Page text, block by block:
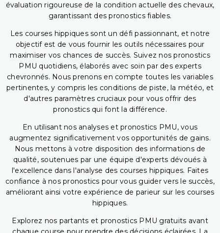
évaluation rigoureuse de la condition actuelle des chevaux,
garantissant des pronostics fiables.
Les courses hippiques sont un défi passionnant, et notre
objectif est de vous fournir les outils nécessaires pour
maximiser vos chances de succès. Suivez nos pronostics
PMU quotidiens, élaborés avec soin par des experts
chevronnés. Nous prenons en compte toutes les variables
pertinentes, y compris les conditions de piste, la météo, et
d'autres paramètres cruciaux pour vous offrir des
pronostics qui font la différence.
En utilisant nos analyses et pronostics PMU, vous
augmentez significativement vos opportunités de gains.
Nous mettons à votre disposition des informations de
qualité, soutenues par une équipe d'experts dévoués à
l'excellence dans l'analyse des courses hippiques. Faites
confiance à nos pronostics pour vous guider vers le succès,
améliorant ainsi votre expérience de parieur sur les courses
hippiques.
Explorez nos partants et pronostics PMU gratuits avant